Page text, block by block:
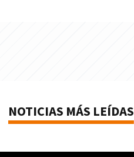
NOTICIAS MÁS LEÍDAS